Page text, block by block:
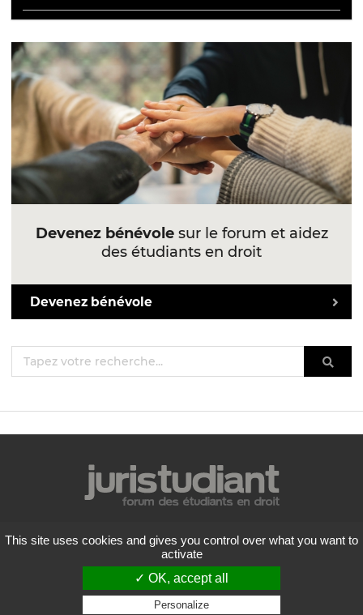
Devenez bénévolesur le forum et aidez
des étudiants en droit
Devenez bénévole
Mentions légales
Politique de confidentialité
Conditions générales d'utilisation
Liste des forums
Contactez-nous
This site uses cookies and gives you control over what you want to
activate
✓ OK, accept all
Personalize